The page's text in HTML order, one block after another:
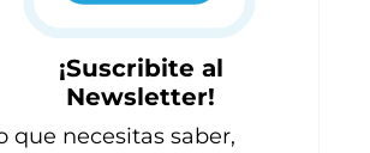
¡Suscribite al
Newsletter!
que necesitas saber,